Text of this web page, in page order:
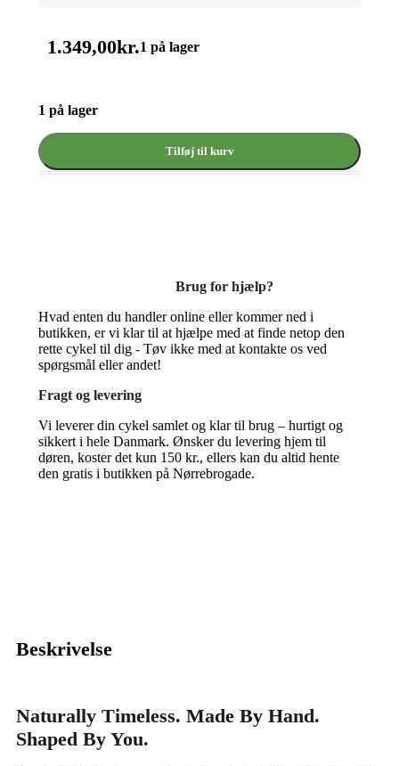
1.349,00kr.1 på lager
1 på lager
Tilføj til kurv
Brug for hjælp?
Hvad enten du handler online eller kommer ned i
butikken, er vi klar til at hjælpe med at finde netop den
rette cykel til dig - Tøv ikke med at kontakte os ved
spørgsmål eller andet!
Fragt og levering
Vi leverer din cykel samlet og klar til brug – hurtigt og
sikkert i hele Danmark. Ønsker du levering hjem til
døren, koster det kun 150 kr., ellers kan du altid hente
den gratis i butikken på Nørrebrogade.
Beskrivelse
Naturally Timeless. Made By Hand.
Shaped By You.